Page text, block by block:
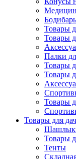
Товары
Товары
Палки
Товары
Товары
Товары
Товары для
Товары
Тенты